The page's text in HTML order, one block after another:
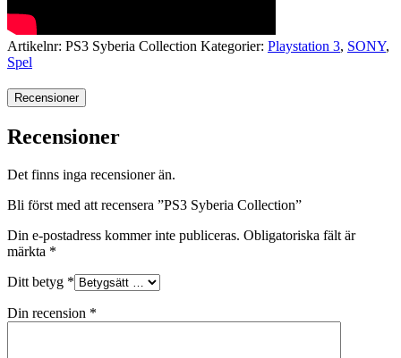
Artikelnr: PS3 Syberia Collection Kategorier: Playstation 3, SONY,
Spel
Recensioner
Recensioner
Det finns inga recensioner än.
Bli först med att recensera ”PS3 Syberia Collection”
Din e-postadress kommer inte publiceras. Obligatoriska fält är
märkta *
Ditt betyg *
Din recension *